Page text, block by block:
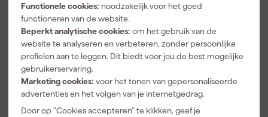
Functionele cookies: noodzakelijk voor het goed
functioneren van de website.
Beperkt analytische cookies: om het gebruik van de
website te analyseren en verbeteren, zonder persoonlijke
profielen aan te leggen. Dit biedt voor jou de best mogelijke
gebruikerservaring.
Marketing cookies: voor het tonen van gepersonaliseerde
advertenties en het volgen van je internetgedrag.
Door op "Cookies accepteren" te klikken, geef je
PerfectPro H-
30
Gehoorbesch
erming
Morgen
bezorgd
3M 8822
Stofmasker -
ventiel
Morgen
bezorgd
Stanley
SY120-2D EU
zonder
montuur -
Morgen
bezorgd